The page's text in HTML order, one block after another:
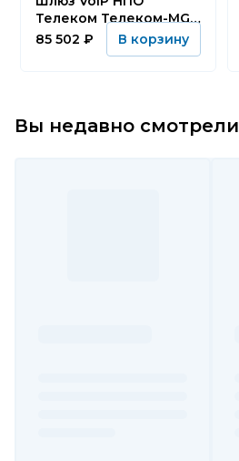
Телеком Телеком-MG-
16FXS-AC
85 502 ₽ В корзину
Вы недавно смотрели